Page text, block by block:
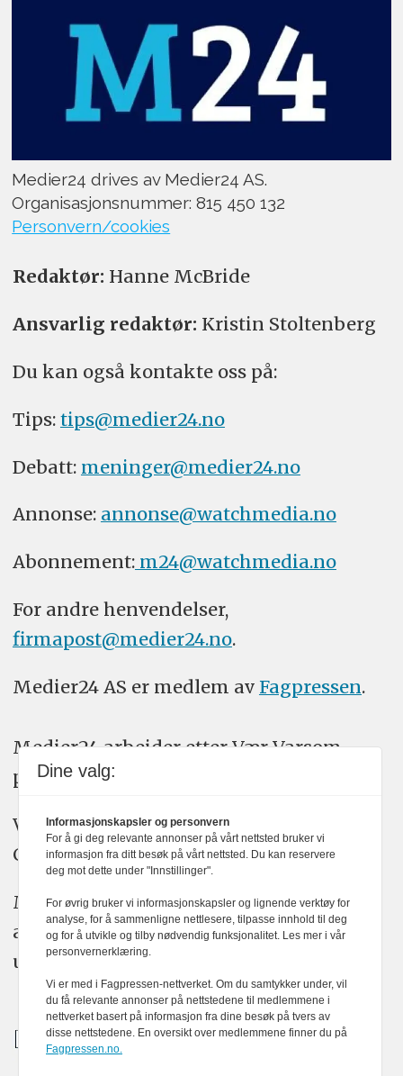
Medier24 drives av Medier24 AS.
Organisasjonsnummer: 815 450 132
Personvern/cookies
Redaktør: Hanne McBride
Ansvarlig redaktør: Kristin Stoltenberg
Du kan også kontakte oss på:
Tips: tips@medier24.no
Debatt: meninger@medier24.no
Annonse: annonse@watchmedia.no
Abonnement:m24@watchmedia.no
For andre henvendelser,
firmapost@medier24.no.
Medier24 AS er medlem av Fagpressen.
Medier24 arbeider etter Vær Varsom-
plakatens regler for god presseskikk.
Vi bruker KI-verktøy som ChatGPT,
Claude, og Gemini i journalistikken vår.
Medier24s redaksjon har alltid det fulle
ansvar for publisert innhold, med eller
uten bruk av kunstig intelligens.
Dine valg:
Informasjonskapsler og personvern
For å gi deg relevante annonser på vårt nettsted bruker vi
informasjon fra ditt besøk på vårt nettsted. Du kan reservere
deg mot dette under "Innstillinger".
For øvrig bruker vi informasjonskapsler og lignende verktøy for
analyse, for å sammenligne nettlesere, tilpasse innhold til deg
og for å utvikle og tilby nødvendig funksjonalitet. Les mer i vår
personvernerklæring.
Vi er med i Fagpressen-nettverket. Om du samtykker under, vil
du få relevante annonser på nettstedene til medlemmene i
nettverket basert på informasjon fra dine besøk på tvers av
disse nettstedene. En oversikt over medlemmene finner du på
Fagpressen.no.